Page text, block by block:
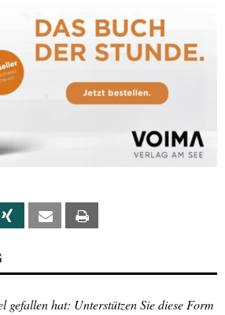
Xing Email
gefallen hat: Unterstützen Sie diese Form